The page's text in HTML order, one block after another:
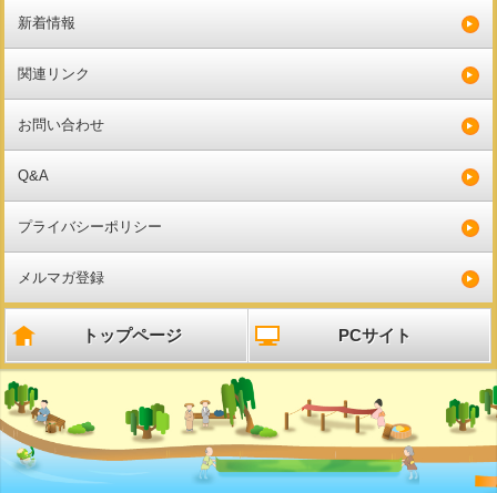
新着情報
関連リンク
お問い合わせ
Q&A
プライバシーポリシー
メルマガ登録
トップページ PCサイト